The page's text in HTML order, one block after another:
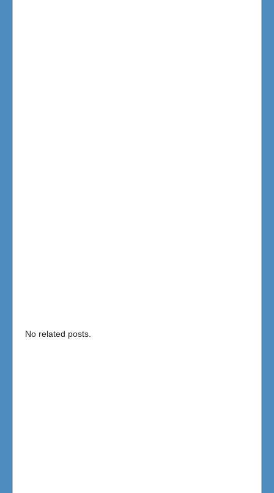
No related posts.